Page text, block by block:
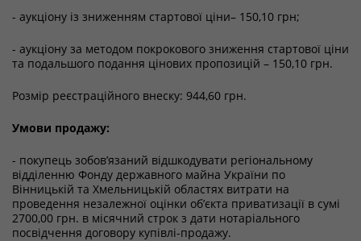
- аукціону із зниженням стартової ціни– 150,10 грн;
- аукціону за методом покрокового зниження стартової ціни
та подальшого подання цінових пропозицій – 150,10 грн.
Розмір реєстраційного внеску: 944,60 грн.
Умови продажу:
- покупець зобов’язаний відшкодувати регіональному
відділенню Фонду державного майна України по
Вінницькій та Хмельницькій областях витрати на
проведення незалежної оцінки об’єкта приватизації в сумі
2700,00 грн. в місячний строк з дати нотаріального
посвідчення договору купівлі-продажу.